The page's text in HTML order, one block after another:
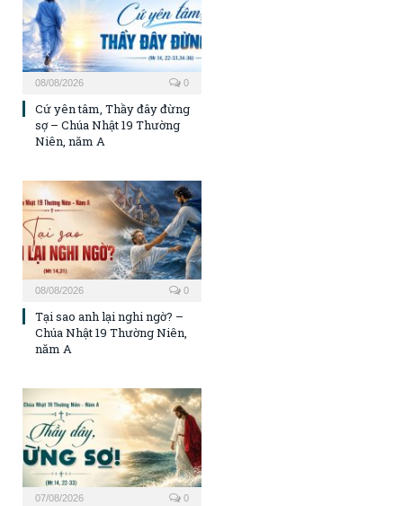
08/08/2026 0
Cứ yên tâm, Thầy đây đừng
sợ – Chúa Nhật 19 Thường
Niên, năm A
08/08/2026 0
Tại sao anh lại nghi ngờ? –
Chúa Nhật 19 Thường Niên,
năm A
07/08/2026 0